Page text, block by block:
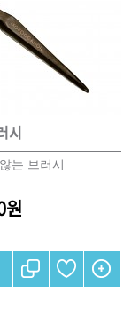
먼트 오리
용
시
는 브러시